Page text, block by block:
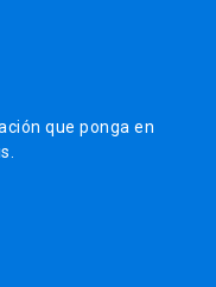
que ponga en